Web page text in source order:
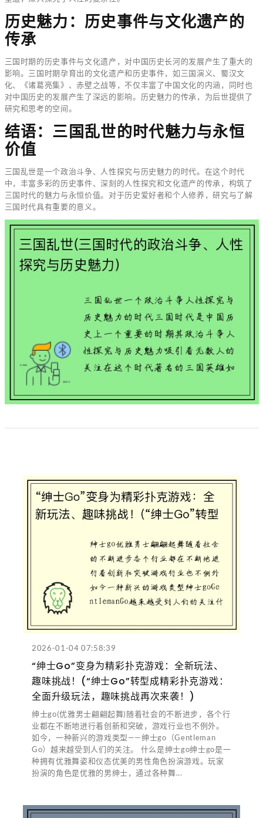
历史魅力：历史事件与文化遗产的
传承
三国时期的历史事件与文化遗产，对中国历史长河的发展产生了重大的
影响。三国时期孕育出的文化遗产和历史事件，如三国演义、蜀汉文
化、《诸葛亮集》、赤壁之战等，不仅丰富了中国文化的内涵，同时也
对中国历史的发展产生了深远的影响。历史魅力的传承，为后世提供了
研究和思考的空间。
结语：三国乱世的时代魅力与永恒
价值
三国乱世是一个政治斗争、人性探究与历史魅力的时代。在这个时代
中，丰富多彩的历史事件、深刻的人性探究和文化遗产的传承，构筑了
三国时代的魅力与永恒价值。对于历史爱好者和个人修养，研究与了解
三国时代具有重要的意义。
2026-01-04 07:58:39
“绅士Go”变身为精彩扑克游戏：全新玩法、
趣味挑战！(“绅士Go”转型成精彩扑克游戏：
全面升级玩法，趣味挑战再次来袭！)
绅士go(优雅男士翩翩起舞)随着社会的不断进步，各个行
业都在不断地进行着创新和突破，游戏行业也不例外。
如今，一种新兴的游戏类型——绅士go（Gentleman
Go）越来越受到人们的关注。 什么是绅士go绅士go是一
种拥有优雅舞姿和仪态优美的男性角色扮演游戏。玩家
扮演的角色是优雅的男绅士，通过各种舞...